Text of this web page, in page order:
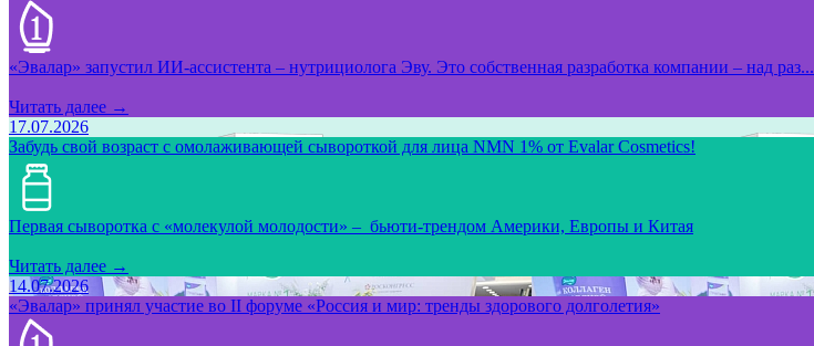
«Эвалар» запустил ИИ-ассистента – нутрициолога Эву. Это собственная разработка компании – над раз...
Читать далее →
17.07.2026
Забудь свой возраст с омолаживающей сывороткой для лица NMN 1% от Evalar Cosmetics!
Первая сыворотка с «молекулой молодости» – бьюти-трендом Америки, Европы и Китая
Читать далее →
14.07.2026
«Эвалар» принял участие во II форуме «Россия и мир: тренды здорового долголетия»